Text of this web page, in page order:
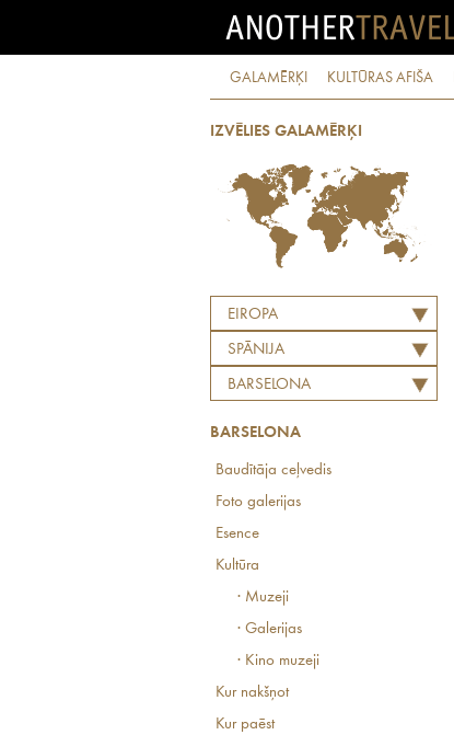
GALAMĒRĶI KULTŪRAS AFIŠA
IZVĒLIES GALAMĒRĶI
EIROPA
SPĀNIJA
BARSELONA
BARSELONA
Baudītāja ceļvedis
Foto galerijas
Esence
Kultūra
· Muzeji
· Galerijas
· Kino muzeji
Kur nakšņot
Kur paēst